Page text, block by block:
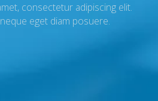
consectetur adipiscing elit.
eget diam posuere.